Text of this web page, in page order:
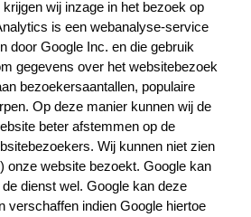
wij inzage in het bezoek op
is een webanalyse-service
door Google Inc. en die gebruik
gegevens over het websitebezoek
bezoekersaantallen, populaire
Op deze manier kunnen wij de
beter afstemmen op de
Wij kunnen niet zien
onze website bezoekt. Google kan
dienst wel. Google kan deze
verschaffen indien Google hiertoe